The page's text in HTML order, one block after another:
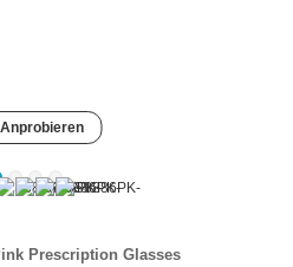
Anprobieren
Prescription Glasses